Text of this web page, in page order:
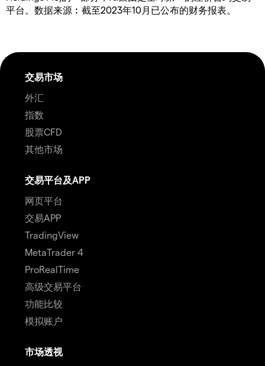
平台。数据来源︰截至2023年10月已公布的财务报表。
交易市场
外汇
指数
股票CFD
其他市场
交易平台及APP
网页平台
交易APP
TradingView
MetaTrader 4
ProRealTime
高级交易平台
功能比较
模拟账户
市场透视